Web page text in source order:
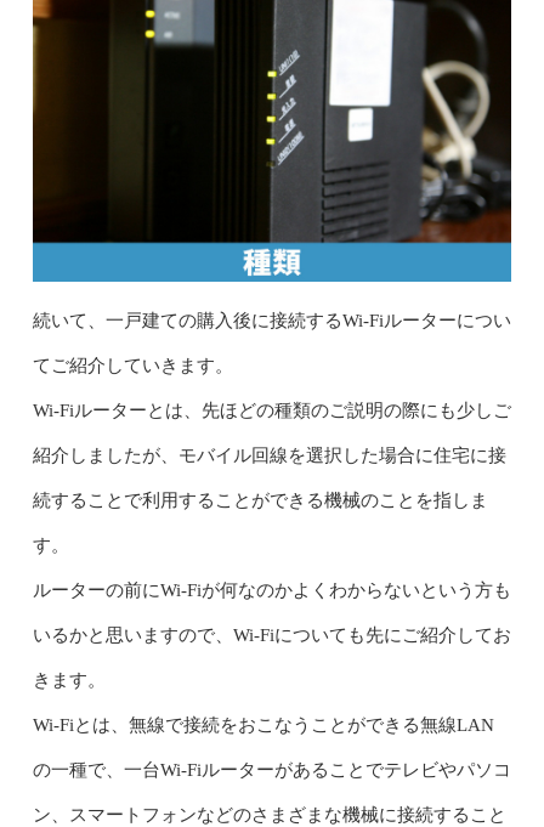
続いて、一戸建ての購入後に接続するWi-Fiルーターについ
てご紹介していきます。
Wi-Fiルーターとは、先ほどの種類のご説明の際にも少しご
紹介しましたが、モバイル回線を選択した場合に住宅に接
続することで利用することができる機械のことを指しま
す。
ルーターの前にWi-Fiが何なのかよくわからないという方も
いるかと思いますので、Wi-Fiについても先にご紹介してお
きます。
Wi-Fiとは、無線で接続をおこなうことができる無線LAN
の一種で、一台Wi-Fiルーターがあることでテレビやパソコ
ン、スマートフォンなどのさまざまな機械に接続すること